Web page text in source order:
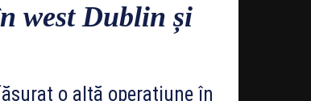
west Dublin și
o altă operațiune în